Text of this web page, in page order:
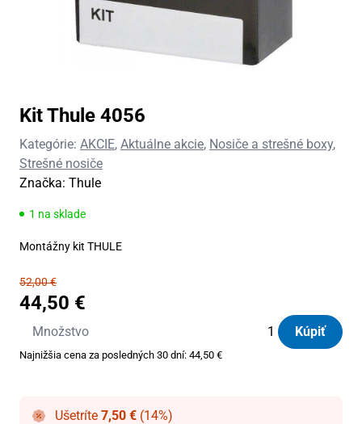
Kit Thule 4056
Kategórie: AKCIE, Aktuálne akcie, Nosiče a strešné boxy,
Strešné nosiče
Značka: Thule
1 na sklade
Montážny kit THULE
52,00€
44,50 €
Množstvo
množstvo
Kit
Kúpiť
Najnižšia cena za posledných 30 dní: 44,50 €
Ušetríte 7,50 € (14%)